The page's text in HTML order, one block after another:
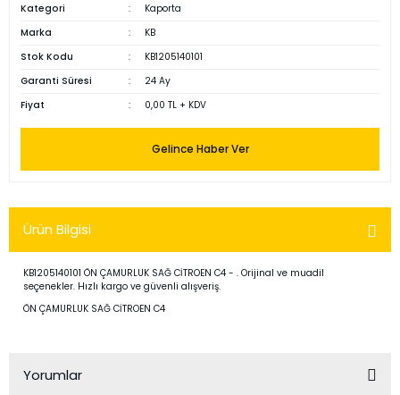
Kategori
Kaporta
Marka
KB
Stok Kodu
KB1205140101
Garanti Süresi
24 Ay
Fiyat
0,00 TL + KDV
Gelince Haber Ver
Ürün Bilgisi
KB1205140101 ÖN ÇAMURLUK SAĞ CİTROEN C4 - . Orijinal ve muadil
seçenekler. Hızlı kargo ve güvenli alışveriş.
ÖN ÇAMURLUK SAĞ CİTROEN C4
Yorumlar